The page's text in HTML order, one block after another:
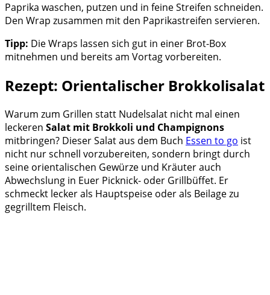
Paprika waschen, putzen und in feine Streifen schneiden.
Den Wrap zusammen mit den Paprikastreifen servieren.
Tipp: Die Wraps lassen sich gut in einer Brot-Box
mitnehmen und bereits am Vortag vorbereiten.
Rezept: Orientalischer Brokkolisalat
Warum zum Grillen statt Nudelsalat nicht mal einen
leckeren Salat mit Brokkoli und Champignons
mitbringen? Dieser Salat aus dem Buch Essen to go ist
nicht nur schnell vorzubereiten, sondern bringt durch
seine orientalischen Gewürze und Kräuter auch
Abwechslung in Euer Picknick- oder Grillbüffet. Er
schmeckt lecker als Hauptspeise oder als Beilage zu
gegrilltem Fleisch.